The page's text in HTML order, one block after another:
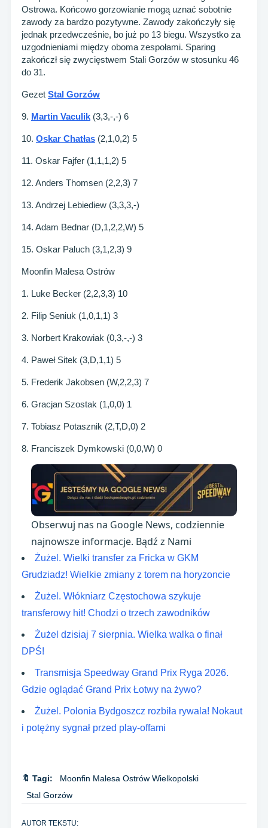
Ostrowa. Końcowo gorzowianie mogą uznać sobotnie
zawody za bardzo pozytywne. Zawody zakończyły się
jednak przedwcześnie, bo już po 13 biegu. Wszystko za
uzgodnieniami między oboma zespołami. Sparing
zakończł się zwycięstwem Stali Gorzów w stosunku 46
do 31.
Gezet Stal Gorzów
9. Martin Vaculik (3,3,-,-) 6
10. Oskar Chatłas (2,1,0,2) 5
11. Oskar Fajfer (1,1,1,2) 5
12. Anders Thomsen (2,2,3) 7
13. Andrzej Lebiediew (3,3,3,-)
14. Adam Bednar (D,1,2,2,W) 5
15. Oskar Paluch (3,1,2,3) 9
Moonfin Malesa Ostrów
1. Luke Becker (2,2,3,3) 10
2. Filip Seniuk (1,0,1,1) 3
3. Norbert Krakowiak (0,3,-,-) 3
4. Paweł Sitek (3,D,1,1) 5
5. Frederik Jakobsen (W,2,2,3) 7
6. Gracjan Szostak (1,0,0) 1
7. Tobiasz Potasznik (2,T,D,0) 2
8. Franciszek Dymkowski (0,0,W) 0
Obserwuj nas na Google News, codziennie
najnowsze informacje. Bądź z Nami
Żużel. Wielki transfer za Fricka w GKM
Grudziadz! Wielkie zmiany z torem na horyzoncie
Żużel. Włókniarz Częstochowa szykuje
transferowy hit! Chodzi o trzech zawodników
Żużel dzisiaj 7 sierpnia. Wielka walka o finał
DPŚ!
Transmisja Speedway Grand Prix Ryga 2026.
Gdzie oglądać Grand Prix Łotwy na żywo?
Żużel. Polonia Bydgoszcz rozbiła rywala! Nokaut
i potężny sygnał przed play-offami
🔖 Tagi:
Moonfin Malesa Ostrów Wielkopolski
Stal Gorzów
AUTOR TEKSTU: